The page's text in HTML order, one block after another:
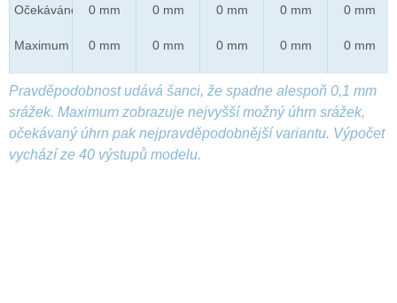
Očekáváno
Maximum
0 mm
0 mm
0 mm
0 mm
0 mm
0 mm
0 mm
0 mm
0 mm
0 mm
Pravděpodobnost udává šanci, že spadne alespoň 0,1 mm
srážek. Maximum zobrazuje nejvyšší možný úhrn srážek,
očekávaný úhrn pak nejpravděpodobnější variantu. Výpočet
vychází ze 40 výstupů modelu.